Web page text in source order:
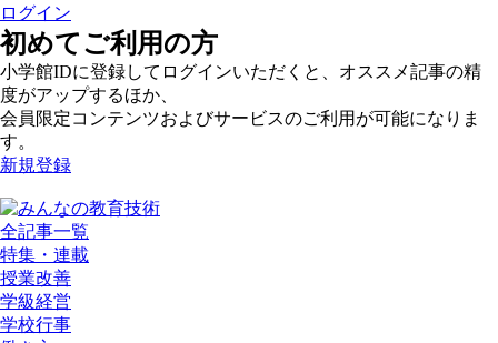
ログイン
初めてご利用の方
小学館IDに登録してログインいただくと、オススメ記事の精
度がアップするほか、
会員限定コンテンツおよびサービスのご利用が可能になりま
す。
新規登録
全記事一覧
特集・連載
授業改善
学級経営
学校行事